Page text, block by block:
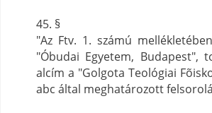
45. §
"Az Ftv. 1. számú
"Óbudai Egyetem, Budapest",
alcím a "Golgota Teológiai
abc által meghatározott